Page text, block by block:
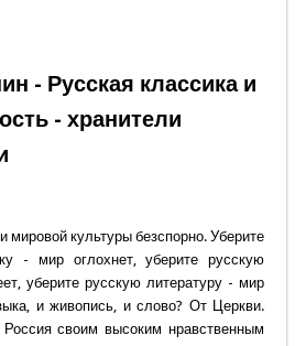
- Основатель общежительного
- Русская классика и
- хранители
мировой культуры безспорно. Уберите
- мир оглохнет, уберите русскую
уберите русскую литературу - мир
и живопись, и слово? От Церкви.
своим высоким нравственным